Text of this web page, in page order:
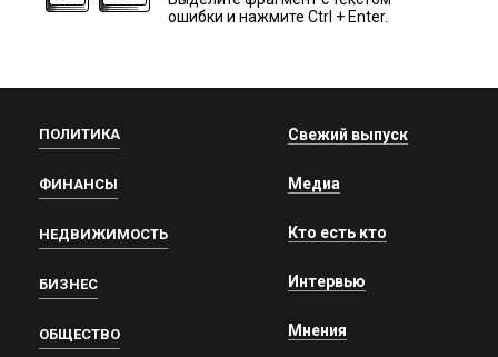
ошибки и нажмите Ctrl + Enter.
ПОЛИТИКА
ФИНАНСЫ
НЕДВИЖИМОСТЬ
БИЗНЕС
ОБЩЕСТВО
Свежий выпуск
Медиа
Кто есть кто
Интервью
Мнения